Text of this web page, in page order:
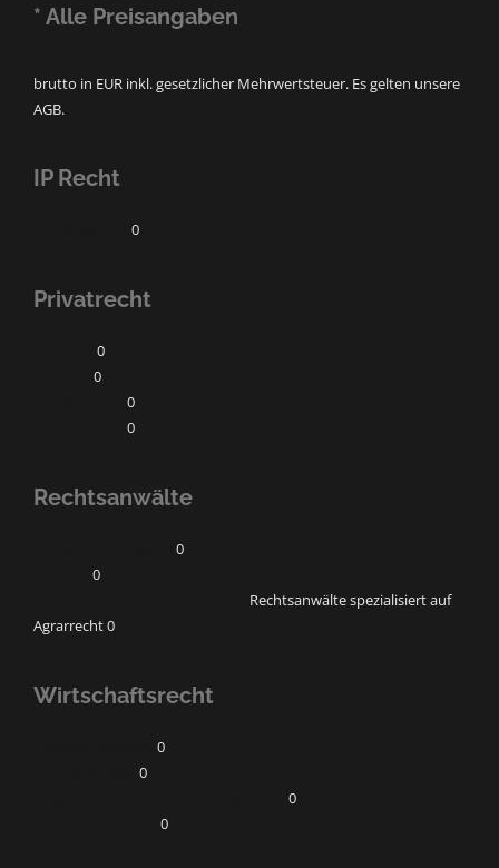
* Alle Preisangaben
brutto in EUR inkl. gesetzlicher Mehrwertsteuer. Es gelten unsere
AGB.
IP Recht
0
Privatrecht
0
0
0
0
Rechtsanwälte
0
0
Rechtsanwälte spezialisiert auf
Agrarrecht 0
Wirtschaftsrecht
0
0
0
0